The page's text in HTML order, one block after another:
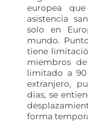
europea
asistencia
solo en
mundo.
tiene
miembros
limitado a 90
extranjero,
dias, se
forma